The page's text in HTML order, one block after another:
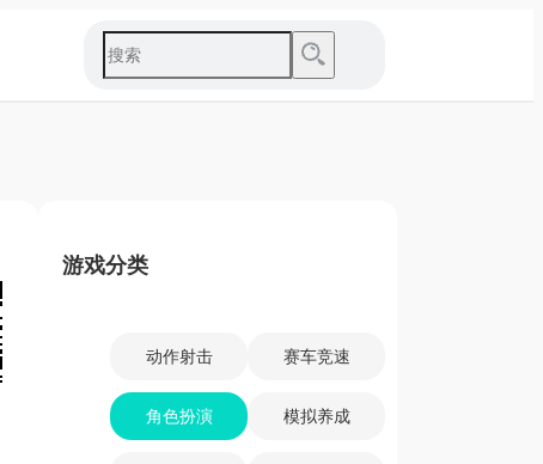
游戏分类
动作射击 赛车竞速
角色扮演 模拟养成